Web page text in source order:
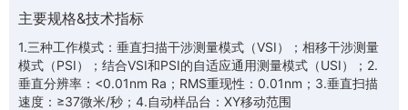
主要规格&技术指标
1.三种工作模式：垂直扫描干涉测量模式（VSI）；相移干涉测量
模式（PSI）；结合VSI和PSI的自适应通用测量模式（USI）；2.
垂直分辨率：<0.01nm Ra；RMS重现性：0.01nm；3.垂直扫描
速度：≥37微米/秒；4.自动样品台：XY移动范围